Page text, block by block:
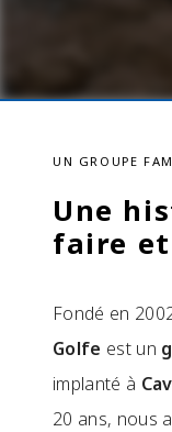
UN GROUPE
Une
faire
Fondé en
Golfe est un
implanté à
20 ans, nous